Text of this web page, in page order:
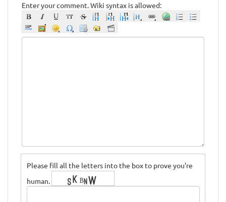
Enter your comment. Wiki syntax is allowed:
Please fill all the letters into the box to prove you're
human.